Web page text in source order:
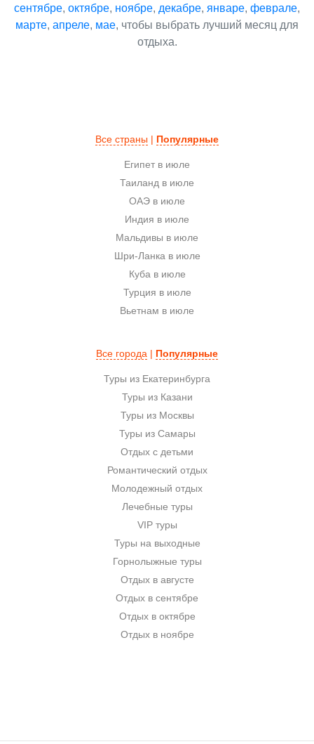
сентябре, октябре, ноябре, декабре, январе, феврале,
марте, апреле, мае, чтобы выбрать лучший месяц для
отдыха.
Все страны | Популярные
Египет в июле
Таиланд в июле
ОАЭ в июле
Индия в июле
Мальдивы в июле
Шри-Ланка в июле
Куба в июле
Турция в июле
Вьетнам в июле
Все города | Популярные
Туры из Екатеринбурга
Туры из Казани
Туры из Москвы
Туры из Самары
Отдых с детьми
Романтический отдых
Молодежный отдых
Лечебные туры
VIP туры
Туры на выходные
Горнолыжные туры
Отдых в августе
Отдых в сентябре
Отдых в октябре
Отдых в ноябре